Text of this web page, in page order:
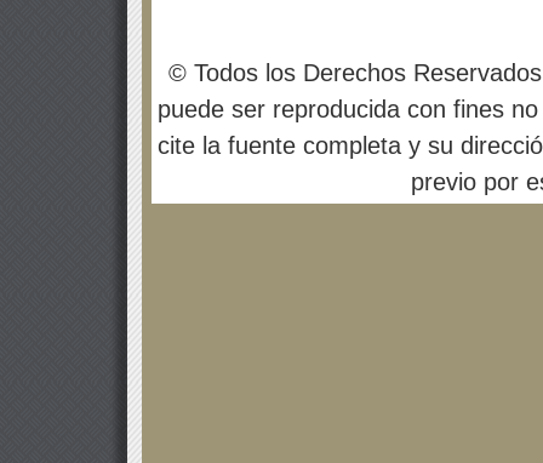
© Todos los Derechos
puede ser reproducida con fines
cite la fuente completa y su
previo por